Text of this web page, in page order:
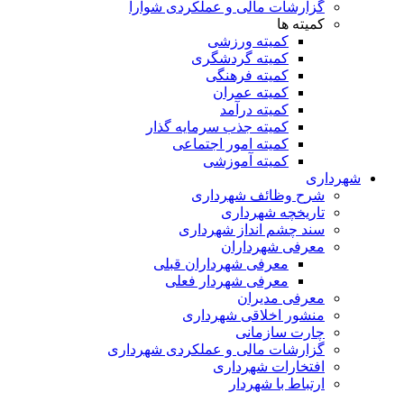
گزارشات مالی و عملکردی شوارا
کمیته ها
کمیته ورزشی
کمیته گردشگری
کمیته فرهنگی
کمیته عمران
کمیته درآمد
کمیته جذب سرمایه گذار
کمیته امور اجتماعی
کمیته آموزشی
شهرداری
شرح وظائف شهرداری
تاریخچه شهرداری
سند چشم انداز شهرداری
معرفی شهرداران
معرفی شهرداران قبلی
معرفی شهردار فعلی
معرفی مدیران
منشور اخلاقی شهرداری
چارت سازمانی
گزارشات مالی و عملکردی شهرداری
افتخارات شهرداری
ارتباط با شهردار